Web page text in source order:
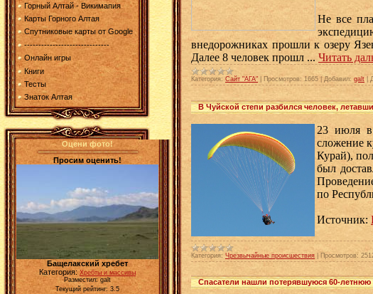
Горный Алтай - Викимапия
Карты Горного Алтая
Спутниковые карты от Google
------------------------------
Онлайн игры
Книги
Тесты
Знаток Алтая
Оцени фото!
Просим оценить!
Бащелакский хребет
Категория:Хребты и массивы
Разместил: galt
Текущий рейтинг: 3.5
Не все
внедорожниках прошли к озеру
Далее 8 человек прошл ... Читать
Категория: Сайт "АГА" Просмотров: 1665 | Добавил: galt
В Чуйской степи разбился человек,
23 июля в
сложение
Курай),
был
по
Источник:
Категория: Чрезвычайные происшествия Просмотров:
Спасатели нашли потерявшуюся 60-летнюю